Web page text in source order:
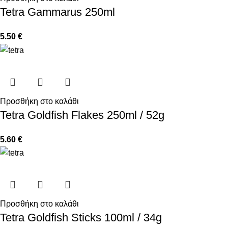
Tetra Gammarus 250ml
5.50 €
Προσθήκη στο καλάθι
Tetra Goldfish Flakes 250ml / 52g
5.60 €
Προσθήκη στο καλάθι
Tetra Goldfish Sticks 100ml / 34g